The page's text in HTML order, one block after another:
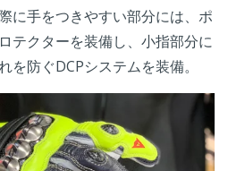
に手をつきやすい部分には、ポ
テクターを装備し、小指部分に
を防ぐDCPシステムを装備。